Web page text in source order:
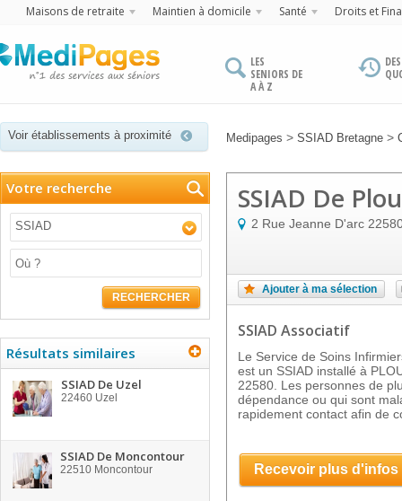
Maisons de retraite Maintien à domicile Santé Droits et
LES
SENIORS DE
A À Z
Voir établissements à proximité Medipages > SSIAD Bretagne >
Votre recherche
SSIAD
RECHERCHER
Résultats similaires
SSIAD De Uzel
22460 Uzel
SSIAD De Moncontour
22510 Moncontour
SSIAD De
2 Rue Jeanne D'arc
Ajouter à ma sélection
SSIAD Associatif
Le Service de Soins
est un SSIAD installé à
22580. Les personnes de
dépendance ou qui sont
rapidement contact afin de
Recevoir plus d'infos